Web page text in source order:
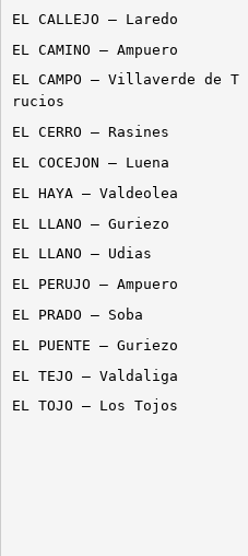
EL CALLEJO – Laredo
EL CAMINO – Ampuero
EL CAMPO – Villaverde de T
rucios
EL CERRO – Rasines
EL COCEJON – Luena
EL HAYA – Valdeolea
EL LLANO – Guriezo
EL LLANO – Udias
EL PERUJO – Ampuero
EL PRADO – Soba
EL PUENTE – Guriezo
EL TEJO – Valdaliga
EL TOJO – Los Tojos